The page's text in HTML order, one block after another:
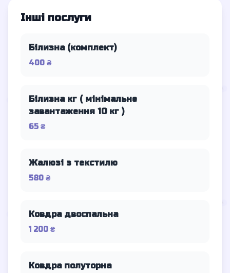
Інші послуги
Білизна (комплект)
400 ₴
Білизна кг ( мінімальне
завантаження 10 кг )
65 ₴
Жалюзі з текстилю
580 ₴
Ковдра двоспальна
1 200 ₴
Ковдра полуторна